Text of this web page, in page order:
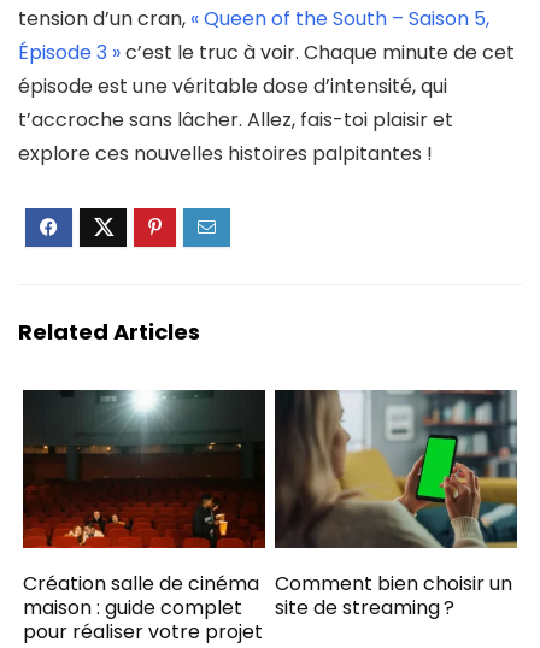
tension d’un cran, « Queen of the South – Saison 5,
Épisode 3 »c’est le truc à voir. Chaque minute de cet
épisode est unevéritable dose d’intensité, qui
t’accroche sans lâcher. Allez, fais-toi plaisir et
explore ces nouvelles histoires palpitantes !
Related Articles
Création salle de cinéma
maison : guide complet
pour réaliser votre projet
Comment bien choisir un
site de streaming ?